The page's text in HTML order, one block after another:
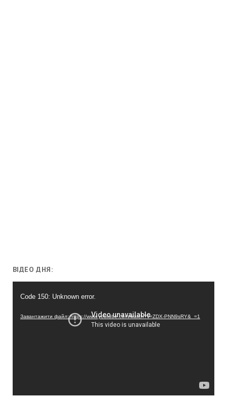
ВІДЕО ДНЯ:
Code 150: Unknown error.
Завантажити файл: https://www.youtube.com/watch?v=ZDX-PNN9sRY&_=1